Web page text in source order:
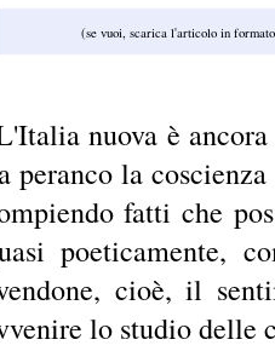
(se vuoi, scarica l'articolo in
nuova è
peranco la
fatti che
poeticamente,
cioè, il
lo studio delle